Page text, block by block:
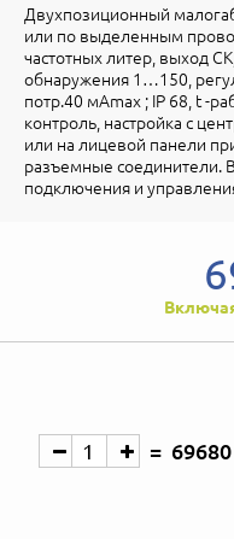
Двухпозиционный
или по выделенным
частотных литер, выход
обнаружения 1…150,
потр.40 мАmax ; IP 68, t -
контроль, настройка с
или на лицевой панели
разъемные соединители.
подключения и
69680